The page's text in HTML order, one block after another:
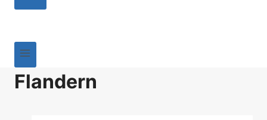
Flandern